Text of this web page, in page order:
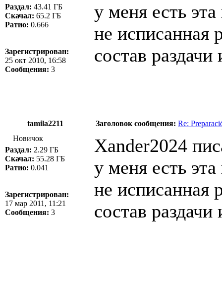
Раздал: 43.41 ГБ
Скачал: 65.2 ГБ
Ратио: 0.666
Зарегистрирован:
25 окт 2010, 16:58
Сообщения: 3
у меня есть
не исписанная
состав
tamila2211 Заголовок сообщения: Re:
Новичок
Раздал: 2.29 ГБ
Скачал: 55.28 ГБ
Ратио: 0.041
Зарегистрирован:
17 мар 2011, 11:21
Сообщения: 3
Xander2024
у меня есть
не исписанная
состав